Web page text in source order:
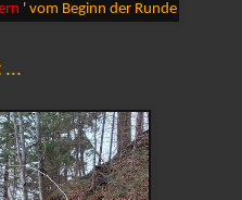
' vom Beginn der Runde
...